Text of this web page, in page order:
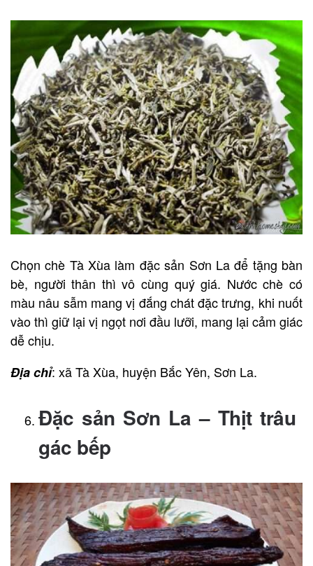
Chọn chè Tà Xùa làm đặc sản Sơn La để tặng bàn
bè, người thân thì vô cùng quý giá. Nước chè có
màu nâu sẫm mang vị đắng chát đặc trưng, khi nuốt
vào thì giữ lại vị ngọt nơi đầu lưỡi, mang lại cảm giác
dễ chịu.
Địa chỉ: xã Tà Xùa, huyện Bắc Yên, Sơn La.
Đặc sản Sơn La – Thịt trâu
gác bếp